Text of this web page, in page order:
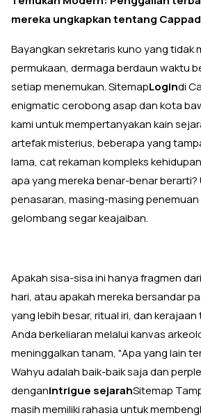
mereka ungkapkan tentang
Bayangkan sekretaris kuno yang tidak
permukaan, dermaga berdaun waktu
setiap menemukan. SitemapLogindi
enigmatic cerobong asap dan kota
kami untuk mempertanyakan kain
artefak misterius, beberapa yang
lama, cat rekaman kompleks
apa yang mereka benar-benar berarti?
penasaran, masing-masing
gelombang segar keajaiban.
Apakah sisa-sisa ini hanya fragmen
hari, atau apakah mereka bersandar
yang lebih besar, ritual iri, dan kerajaan
Anda berkeliaran melalui kanvas
meninggalkan tanam, "Apa yang lain
Wahyu adalah baik-baik saja dan
denganintrigue sejarahSitemap
masih memiliki rahasia untuk